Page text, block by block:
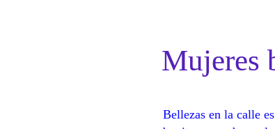
Mujeres
Bellezas en la calle